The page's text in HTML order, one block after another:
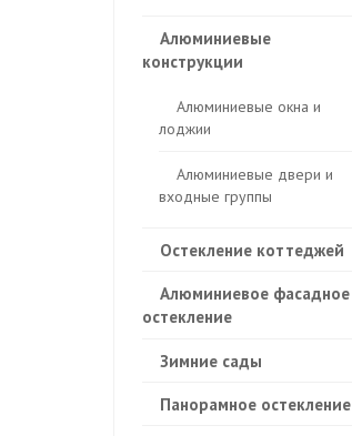
Алюминиевые
конструкции
Алюминиевые окна и
лоджии
Алюминиевые двери и
входные группы
Остекление коттеджей
Алюминиевое фасадное
остекление
Зимние сады
Панорамное остекление